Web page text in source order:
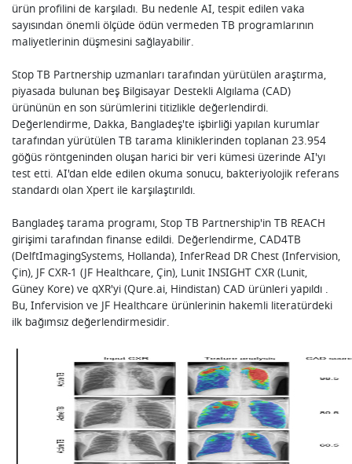
ürün profilini de karşıladı. Bu nedenle AI, tespit edilen vaka
sayısından önemli ölçüde ödün vermeden TB programlarının
maliyetlerinin düşmesini sağlayabilir.
Stop TB Partnership uzmanları tarafından yürütülen araştırma,
piyasada bulunan beş Bilgisayar Destekli Algılama (CAD)
ürününün en son sürümlerini titizlikle değerlendirdi.
Değerlendirme, Dakka, Bangladeş'te işbirliği yapılan kurumlar
tarafından yürütülen TB tarama kliniklerinden toplanan 23.954
göğüs röntgeninden oluşan harici bir veri kümesi üzerinde AI'yı
test etti. AI'dan elde edilen okuma sonucu, bakteriyolojik referans
standardı olan Xpert ile karşılaştırıldı.
Bangladeş tarama programı, Stop TB Partnership'in TB REACH
girişimi tarafından finanse edildi. Değerlendirme, CAD4TB
(DelftImagingSystems, Hollanda), InferRead DR Chest (Infervision,
Çin), JF CXR-1 (JF Healthcare, Çin), Lunit INSIGHT CXR (Lunit,
Güney Kore) ve qXR'yi (Qure.ai, Hindistan) CAD ürünleri yapıldı .
Bu, Infervision ve JF Healthcare ürünlerinin hakemli literatürdeki
ilk bağımsız değerlendirmesidir.